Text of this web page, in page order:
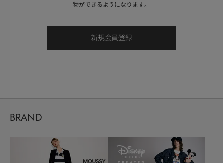
物ができるようになります。
BRAND